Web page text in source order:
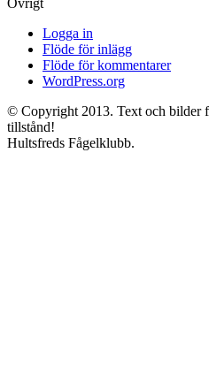
Övrigt
Logga in
Flöde för inlägg
Flöde för kommentarer
WordPress.org
© Copyright 2013. Text och bilder
tillstånd!
Hultsfreds Fågelklubb.